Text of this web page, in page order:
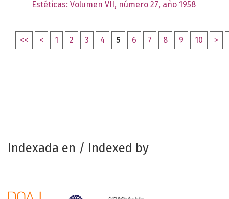
Estéticas: Volumen VII, número 27, año 1958
<< < 1 2 3 4 5 6 7 8 9 10 >
Indexada en / Indexed by